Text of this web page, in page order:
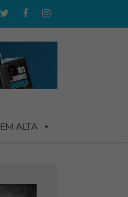
EM ALTA